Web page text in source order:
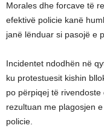
Morales dhe forcave të
efektivë policie kanë
janë lënduar si pasojë e
Incidentet ndodhën në
ku protestuesit kishin
po përpiqej të
rezultuan me plagosjen
policie.